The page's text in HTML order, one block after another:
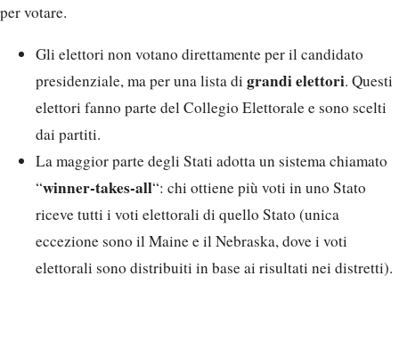
per votare.
Gli elettori non votano direttamente per il candidato
presidenziale, ma per una lista di grandi elettori. Questi
elettori fanno parte del Collegio Elettorale e sono scelti
dai partiti.
La maggior parte degli Stati adotta un sistema chiamato
“winner-takes-all“: chi ottiene più voti in uno Stato
riceve tutti i voti elettorali di quello Stato (unica
eccezione sono il Maine e il Nebraska, dove i voti
elettorali sono distribuiti in base ai risultati nei distretti).